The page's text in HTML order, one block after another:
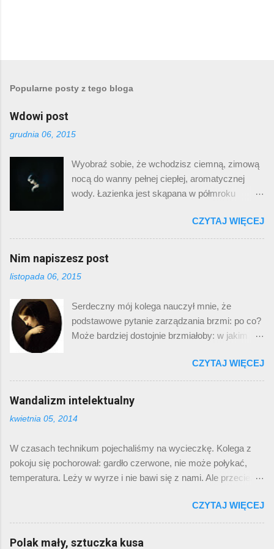
Popularne posty z tego bloga
Wdowi post
grudnia 06, 2015
Wyobraź sobie, że wchodzisz ciemną, zimową
nocą do wanny pełnej ciepłej, aromatycznej
wody. Łazienka jest skąpana w półmroku
ciało zdaje się tajać pod dotykiem wody.
Przymykasz oczy i pogrążasz się w
doświadczeniu ciepła, komfortu i spokoju. O
czym ja piszę? O muzyce. Zazwyczaj pod
koniec roku popełniam posta o utworze lub
od razu trzy płyty i cały bukiet utworów. Zespół
nazywa się TRUE WIDOW i w sumie w tym
roku nic nowego nie wydał. Ale niemal rok temu
sprawdzenia” zostawiłem sobie link do ich płyty
„Circumambulation”. Gdy ją sobie wrzuciłem do
posłuchania, poczułem mniej więcej to, co
opisałem w pierwszym akapicie. Jaka jest ta
frazes jest w ich przypadku niezwykle
stosowny. Ba, rzekłbym, że jest to jedyny
zespół, którego muzykę mógłbym opisać tą
CZYTAJ WIĘCEJ
Nim napiszesz post
listopada 06, 2015
Serdeczny mój kolega nauczył mnie, że
podstawowe pytanie zarządzania brzmi: po co?
Może bardziej dostojnie brzmiałoby: w jakim
dosadnej formie. Samo postawienie tego
pytania na piedestale pytania podstawowego
sugeruje nadrzędną wartość celowego
działania, co mogłoby stanowić samodzielny
powód do sympatycznej pogawędki filozoficznej
„brzytwy Sławka”, nazwanej tak per analogiam
do „brzytwy Ockhama”. Patrzę w kalendarz i
jak ten chłop z mrożkowego „Indyka” myślę:
I ręce mi jakoś jesiennie opadają. Nie dlatego,
ze nie mam o czym pisać. Zaległe a
pomysłowe posty o wampirach u Wattsa,
CZYTAJ WIĘCEJ
Wandalizm intelektualny
kwietnia 05, 2014
W czasach technikum pojechaliśmy na wycieczkę. Kolega z
pokoju się pochorował: gardło czerwone, nie może połykać,
temperatura. Leży w wyrze i nie bawi się z nami. Ale przecież
pieczy powierzono apteczkę, poczuł się pod wpływem alkoholu
już niemal doktorem nauk medycznych – przytargał apteczkę
do naszego pokoju, siadł na łóżku chorego, wysypał zawartość
CZYTAJ WIĘCEJ
Polak mały, sztuczka kusa